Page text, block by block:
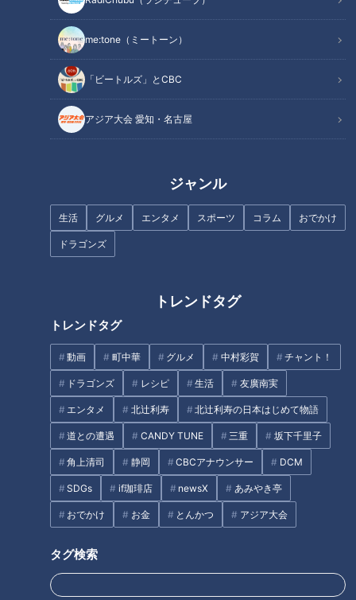
me:tone（ミートーン）
「ビートルズ」とCBC
アジア大会 愛知・名古屋
ジャンル
生活 グルメ エンタメ スポーツ コラム おでかけ
ドラゴンズ
トレンドタグ
トレンドタグ
動画 町中華 グルメ 中村彩賀 チャント！
ドラゴンズ レシピ 生活 友廣南実
エンタメ 北辻利寿 北辻利寿の日本はじめて物語
道との遭遇 CANDY TUNE 三重 坂下千里子
角上清司 静岡 CBCアナウンサー DCM
SDGs if珈琲店 newsX あみやき亭
おでかけ お金 とんかつ アジア大会
タグ検索
立浪竜投打の柱に10の質問！小
笠原慎之介はエース大野超え
を、高橋周平は打点至上主義宣
竜待望の“全国区スーパースタ
ー”根尾昂選手が開けるドラゴン
明日を見た！石川昂弥1軍デビュ
が似合う！5連続完投勝利の価
“たまたまのホームランではな
い”後半戦好調キープのドラ石川
昂弥 試行錯誤の末に見つけた答
えとは？
に直球提言
スポーツ 中日ドラゴンズ ルーキー 仁村徹
土田龍空
オススメ関連コンテンツ